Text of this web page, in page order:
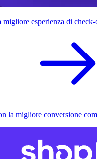
migliore esperienza di
la migliore conversione